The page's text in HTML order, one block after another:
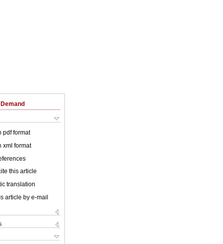
pdf format
xml format
this article
translation
article by e-mail